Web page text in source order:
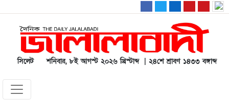
সিলেট শনিবার, ৮ই আগস্ট ২০২৬ খ্রিস্টাব্দ | ২৪শে শ্রাবণ ১৪৩৩ বঙ্গাব্দ